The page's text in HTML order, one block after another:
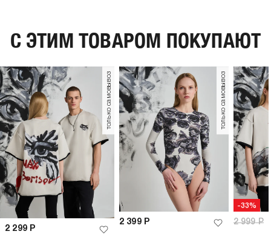
C ЭТИМ ТОВАРОМ ПОКУПАЮТ
только самовывоз
2 299 Р
только самовывоз
2 399Р
-33%
2 999Р